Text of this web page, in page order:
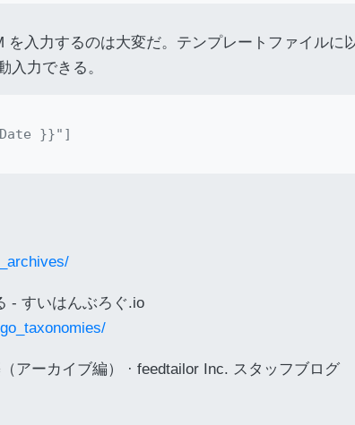
time.Format "2006/01/02" .PublishDate }}
を入力するのは大変だ。テンプレートファイルに
入力できる。
- すいはんぶろぐ.io
アーカイブ編） · feedtailor Inc. スタッフブログ